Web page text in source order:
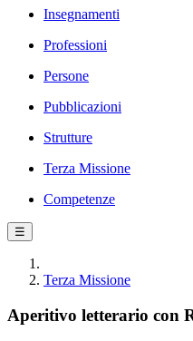
Insegnamenti
Professioni
Persone
Pubblicazioni
Strutture
Terza Missione
Competenze
☰
Terza Missione
Aperitivo letterario con